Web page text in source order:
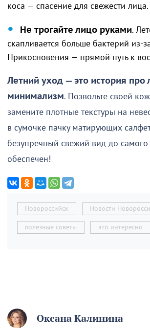
коса — спасение для свежести лица.
Не трогайте лицо руками.
скапливается больше бактерий из-
Прикосновения — прямой путь к
Летний уход — это история про
минимализм. Позвольте своей
замените плотные текстуры на
в сумочке пачку матирующих
безупречный свежий вид до
обеспечен!
Новороссийск Новости
полезные советы это интересно
Оксана Калинина